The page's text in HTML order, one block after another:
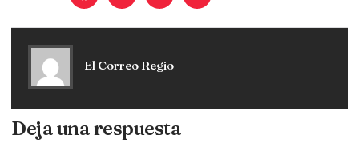
El Correo Regio
Deja una respuesta